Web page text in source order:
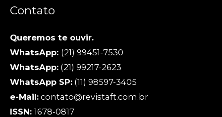
Contato
Queremos te ouvir.
WhatsApp: (21) 99451-7530
WhatsApp: (21) 99217-2623
WhatsApp SP: (11) 98597-3405
e-Mail: contato@revistaft.com.br
ISSN: 1678-0817